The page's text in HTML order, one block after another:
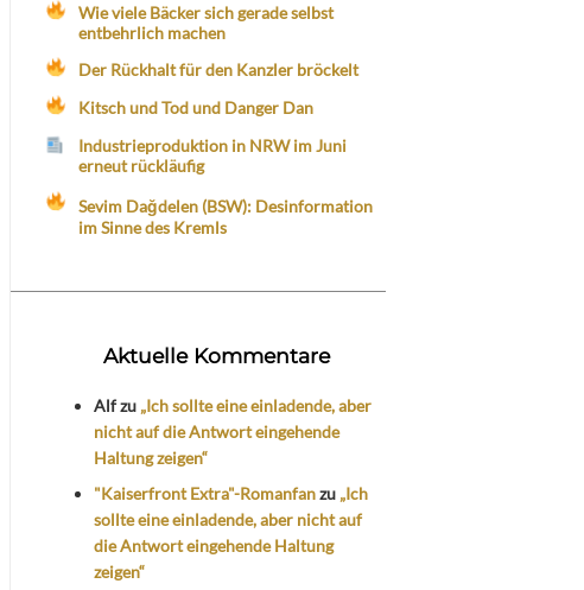
Wie viele Bäcker sich gerade selbst
entbehrlich machen
Der Rückhalt für den Kanzler bröckelt
Kitsch und Tod und Danger Dan
Industrieproduktion in NRW im Juni
erneut rückläufig
Sevim Dağdelen (BSW): Desinformation
im Sinne des Kremls
Aktuelle Kommentare
Alfzu „Ich sollte eine einladende, aber
nicht auf die Antwort eingehende
Haltung zeigen“
"Kaiserfront Extra"-Romanfanzu „Ich
sollte eine einladende, aber nicht auf
die Antwort eingehende Haltung
zeigen“